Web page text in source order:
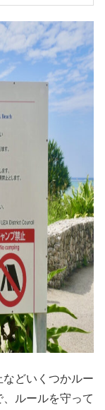
どいくつかルー
ルールを守って